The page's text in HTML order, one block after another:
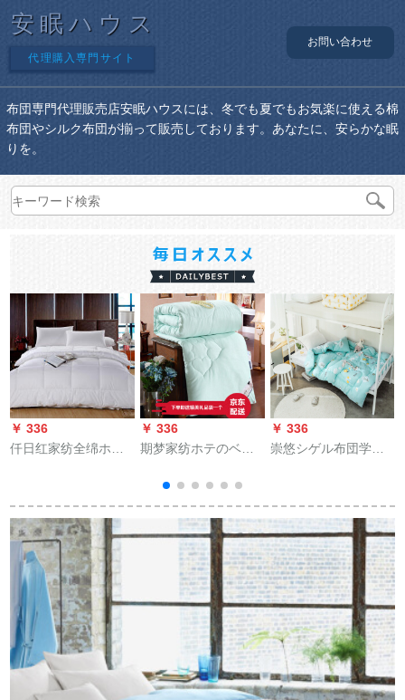
安眠ハウス
代理購入専門サイト
お問い合わせ
布団専門代理販売店安眠ハウスには、冬でも夏でもお気楽に使える棉
布団やシルク布団が揃って販売しております。あなたに、安らかな眠
りを。
￥ 336
仟日红家纺全绵ホテ
よって保温されま
す。芯に作った白い
季節は150×200 cmで
す。
￥ 336
期梦家纺ホテのベト
の糸を押えて春冬保
温して厚い羽の绵毛
の布団をプレラスし
￥ 336
崇悠シゲル布団学生
に厚くした。冬布団
単ダブル保温布団セ
ト鹿150*200 cm 3斤
です。